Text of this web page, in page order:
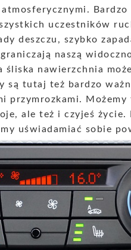
Bardzo
uczestników
deszczu, szybko
naszą
nawierzchnia
są tutaj też bardzo
przymrozkami. Możemy
ale też i czyjeś życie.
uświadamiać sobie